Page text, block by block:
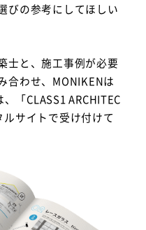
びの参考にしてほしい
士と、施工事例が必要
合わせ、MONIKENは
「CLASS1 ARCHITEC
サイトで受け付けて